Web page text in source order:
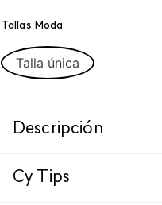
Tallas Moda
Talla única
Descripción
Cy Tips